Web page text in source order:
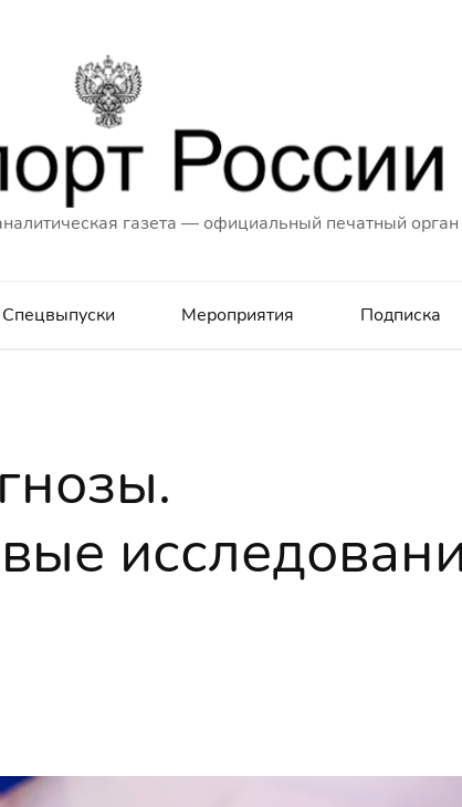
газета — официальный печатный
Спецвыпуски Мероприятия Подписка